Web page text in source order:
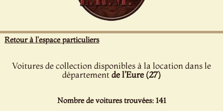
Retour à l'espace particuliers
Voitures de collection disponibles à la location dans le
départementde l'Eure (27)
Nombre de voitures trouvées: 141